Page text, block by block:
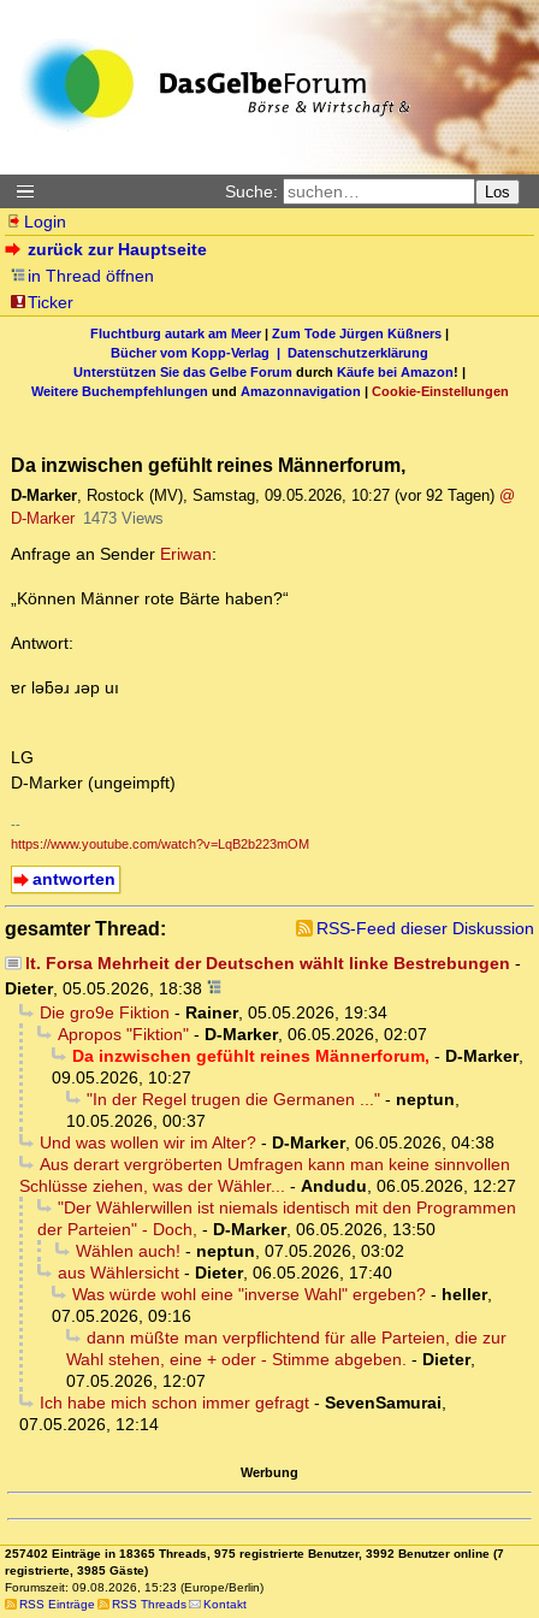
Suche: Los
Login
zurück zur Hauptseite
in Thread öffnen
Ticker
Fluchtburg autark am Meer| Zum Tode Jürgen Küßners |
Bücher vom Kopp-Verlag | Datenschutzerklärung
Unterstützen Sie das Gelbe Forum durch Käufe bei Amazon! |
Weitere Buchempfehlungen und Amazonnavigation | Cookie-Einstellungen
Da inzwischen gefühlt reines Männerforum,
D-Marker, Rostock (MV), Samstag, 09.05.2026, 10:27 (vor 92 Tagen) @
D-Marker 1473 Views
Anfrage an Sender Eriwan:
„Können Männer rote Bärte haben?“
Antwort:
ɐɾ lǝƃǝɹ ɹǝp uı
LG
D-Marker (ungeimpft)
--
https://www.youtube.com/watch?v=LqB2b223mOM
antworten
gesamter Thread:
RSS-Feed dieser Diskussion
lt. Forsa Mehrheit der Deutschen wählt linke Bestrebungen -
Dieter, 05.05.2026, 18:38
Die gro9e Fiktion - Rainer, 05.05.2026, 19:34
Apropos "Fiktion"- D-Marker, 06.05.2026, 02:07
Da inzwischen gefühlt reines Männerforum, - D-Marker,
09.05.2026, 10:27
"In der Regel trugen die Germanen ..."- neptun,
10.05.2026, 00:37
Und was wollen wir im Alter?- D-Marker, 06.05.2026, 04:38
Aus derart vergröberten Umfragen kann man keine sinnvollen
Schlüsse ziehen, was der Wähler... - Andudu, 06.05.2026, 12:27
"Der Wählerwillen ist niemals identisch mit den Programmen
der Parteien" - Doch, - D-Marker, 06.05.2026, 13:50
Wählen auch! - neptun, 07.05.2026, 03:02
aus Wählersicht- Dieter, 06.05.2026, 17:40
Was würde wohl eine "inverse Wahl" ergeben?- heller,
07.05.2026, 09:16
dann müßte man verpflichtend für alle Parteien, die zur
Wahl stehen, eine + oder - Stimme abgeben. - Dieter,
07.05.2026, 12:07
Ich habe mich schon immer gefragt- SevenSamurai,
07.05.2026, 12:14
Werbung
257402 Einträge in 18365 Threads, 975 registrierte Benutzer, 3992 Benutzer online (7
registrierte, 3985 Gäste)
Forumszeit: 09.08.2026, 15:23 (Europe/Berlin)
RSS Einträge
RSS Threads Kontakt